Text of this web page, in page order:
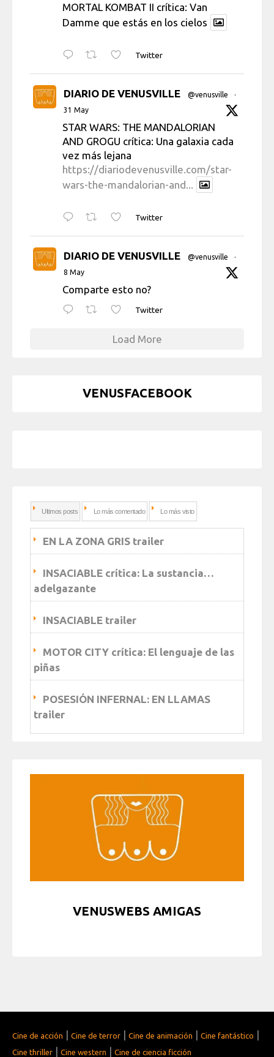
MORTAL KOMBAT II crítica: Van
Damme que estás en los cielos
Twitter
DIARIO DE VENUSVILLE @venusville
·
31 May
STAR WARS: THE MANDALORIAN
AND GROGU crítica: Una galaxia cada
vez más lejana
https://diariodevenusville.com/star-
wars-the-mandalorian-and...
Twitter
DIARIO DE VENUSVILLE @venusville
·
8 May
Comparte esto no?
Twitter
Load More
VENUSFACEBOOK
Ultimos posts Lo más comentado Lo más visto
EN LA ZONA GRIS trailer
INSACIABLE crítica: La sustancia…
adelgazante
INSACIABLE trailer
MOTOR CITY crítica: El lenguaje de las
piñas
POSESIÓN INFERNAL: EN LLAMAS
trailer
VENUSWEBS AMIGAS
Cine de acción | Cine de terror | Cine de animación | Cine fantástico |
Cine thriller | Cine western | Cine de ciencia ficción